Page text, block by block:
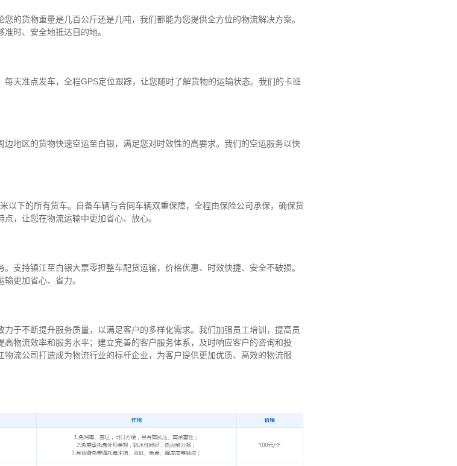
的货物重量是几百公斤还是几吨，我们都能为您提供全方位的物流解决方案。
时、安全地抵达目的地。
天准点发车，全程GPS定位跟踪，让您随时了解货物的运输状态。我们的卡班
地区的货物快速空运至白银，满足您对时效性的高要求。我们的空运服务以快
以下的所有货车。自备车辆与合同车辆双重保障，全程由保险公司承保，确保货
，让您在物流运输中更加省心、放心。
支持镇江至白银大票零担整车配货运输，价格优惠、时效快捷、安全不破损。
更加省心、省力。
于不断提升服务质量，以满足客户的多样化需求。我们加强员工培训，提高员
物流效率和服务水平；建立完善的客户服务体系，及时响应客户的咨询和投
流公司打造成为物流行业的标杆企业，为客户提供更加优质、高效的物流服